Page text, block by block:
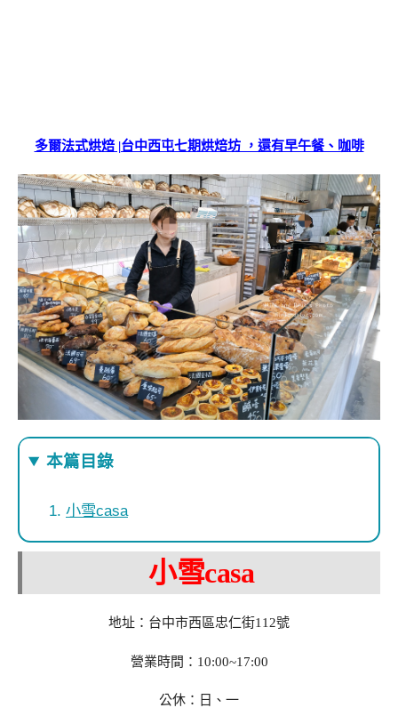
多爾法式烘焙 |台中西屯七期烘焙坊 ，還有早午餐、咖啡
本篇目錄
小雪casa
小雪casa
地址：台中市西區忠仁街112號
營業時間：10:00~17:00
公休：日、一